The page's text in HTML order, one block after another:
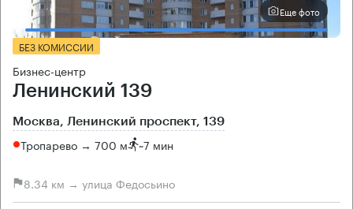
Еще фото
БЕЗ КОМИССИИ
Бизнес-центр
Ленинский 139
Москва, Ленинский проспект, 139
Тропарево → 700 м ~7 мин
8.34 км → улица Федосьино